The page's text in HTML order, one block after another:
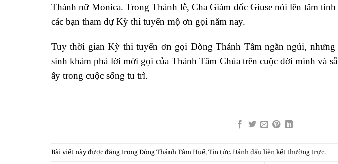
Thánh nữ Monica. Trong Thánh lễ, Cha Giám đốc Giuse nói lên tâm
các bạn tham dự Kỳ thi tuyển mộ ơn gọi năm nay.
Tuy thời gian Kỳ thi tuyển ơn gọi Dòng Thánh Tâm ngắn ngủi,
sinh khám phá lời mời gọi của Thánh Tâm Chúa trên cuộc đời mình và
ấy trong cuộc sống tu trì.
Bài viết này được đăng trongDòng Thánh Tâm Huế,Tin tức. Đánh dấuliên kết thường trực.